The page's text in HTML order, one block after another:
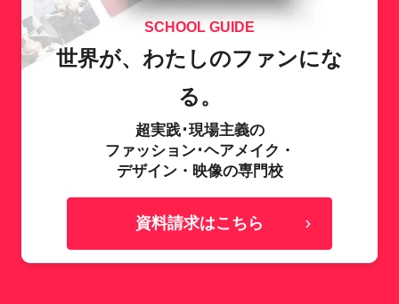
SCHOOL GUIDE
世界が、わたしのファンにな
る。
超実践･現場主義の
ファッション･ヘアメイク・
デザイン・映像の専門校
資料請求はこちら